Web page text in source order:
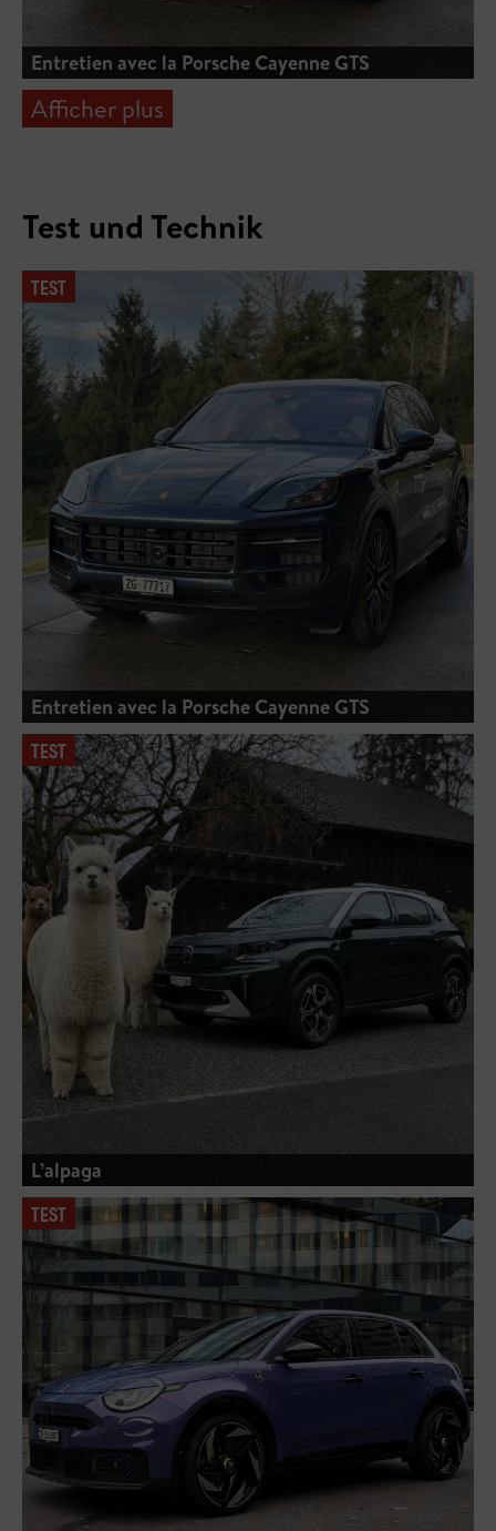
Entretien avec la Porsche Cayenne GTS
Afficher plus
Test und Technik
TEST
Entretien avec la Porsche Cayenne GTS
TEST
L’alpaga
TEST